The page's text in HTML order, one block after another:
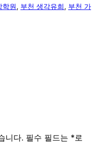
학원, 부천 생각유희, 부천 가
니다. 필수 필드는 *로